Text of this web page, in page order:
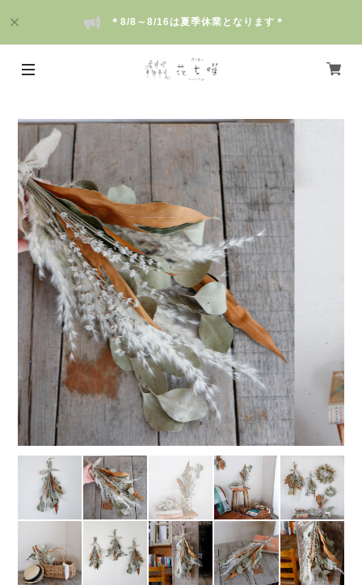
＊8/8～8/16は夏季休業となります＊